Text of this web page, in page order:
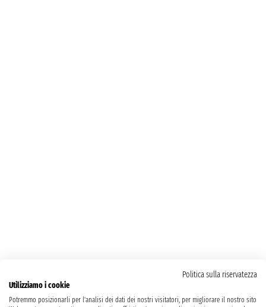
Politica sulla riservatezza
Utilizziamo i cookie
Potremmo posizionarli per l'analisi dei dati dei nostri visitatori, per migliorare il nostro sito